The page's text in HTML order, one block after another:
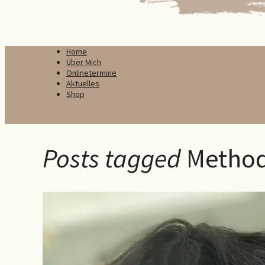
Home
Über Mich
Onlinetermine
Aktuelles
Shop
Posts tagged